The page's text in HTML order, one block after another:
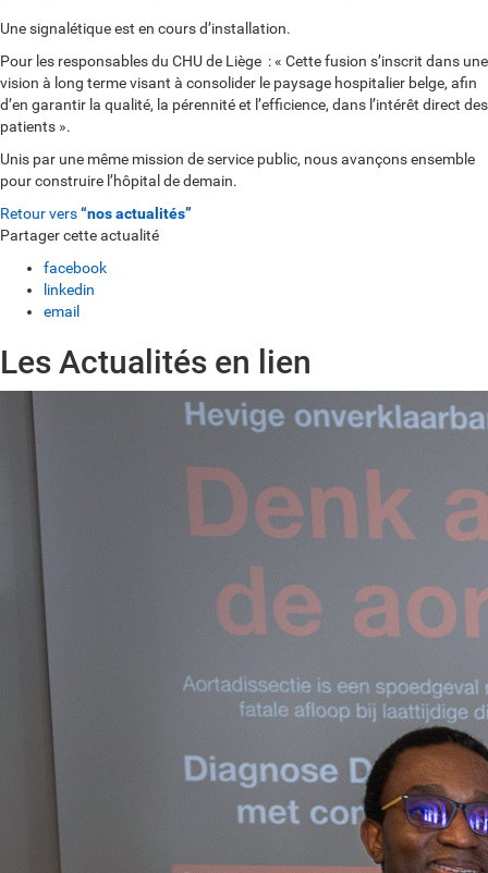
Une signalétique est en cours d’installation.
Pour les responsables du CHU de Liège : « Cette fusion s’inscrit dans une
vision à long terme visant à consolider le paysage hospitalier belge, afin
d’en garantir la qualité, la pérennité et l’efficience, dans l’intérêt direct des
patients ».
Unis par une même mission de service public, nous avançons ensemble
pour construire l’hôpital de demain.
Retour vers“nos actualités”
Partager cette actualité
facebook
linkedin
email
Les Actualités en lien